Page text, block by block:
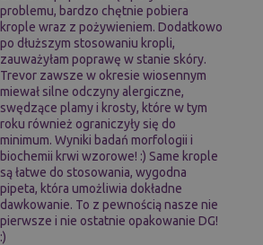
problemu, bardzo chętnie pobiera
krople wraz z pożywieniem. Dodatkowo
po dłuższym stosowaniu kropli,
zauważyłam poprawę w stanie skóry.
Trevor zawsze w okresie wiosennym
miewał silne odczyny alergiczne,
swędzące plamy i krosty, które w tym
roku również ograniczyły się do
minimum. Wyniki badań morfologii i
biochemii krwi wzorowe! :) Same krople
są łatwe do stosowania, wygodna
pipeta, która umożliwia dokładne
dawkowanie. To z pewnością nasze nie
pierwsze i nie ostatnie opakowanie DG!
:)